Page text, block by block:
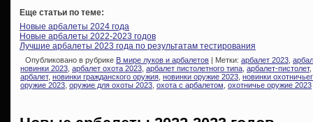
Еще статьи по теме:
Новые арбалеты 2024 года
Новые арбалеты 2022-2023 годов
Лучшие арбалеты 2023 года по результатам тестирования
Опубликовано в рубрике В мире луков и арбалетов | Метки: арбалет 2023
новинки 2023 арбалет охота 2023 арбалет пистолетного типа арбалет-пистолет,
арбалет, новинки гражданского оружия новинки оружие 2023 новинки
оружие 2023 оружие для охоты 2023 охота с арбалетом охотничье оружие 2023